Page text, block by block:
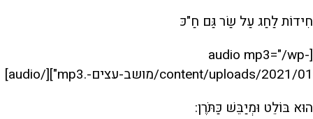
חִידוֹת לַחַג עַל שַׂר גַּם חַ"כּ
[audio mp3="/wp-
content/uploads/2021/01/מושב-עצים-.mp3"][/audio]
הוּא בּוֹלֵט וּמְיַבֵּשׁ כַּתֹּרֶן: